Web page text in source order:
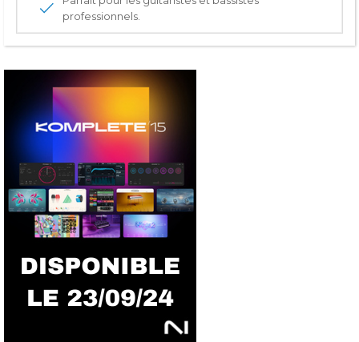
professionnels.